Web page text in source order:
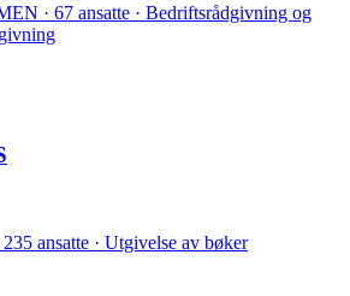
· 67 ansatte · Bedriftsrådgivning og
ansatte · Utgivelse av bøker